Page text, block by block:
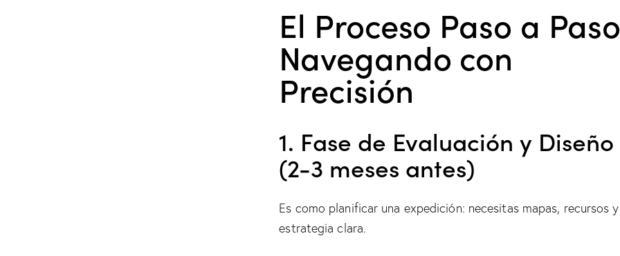
El Proceso Paso a
Navegando con
Precisión
1. Fase de Evaluación y Diseño
(2-3 meses antes)
Es como planificar una expedición: necesitas mapas, recursos
estrategia clara.